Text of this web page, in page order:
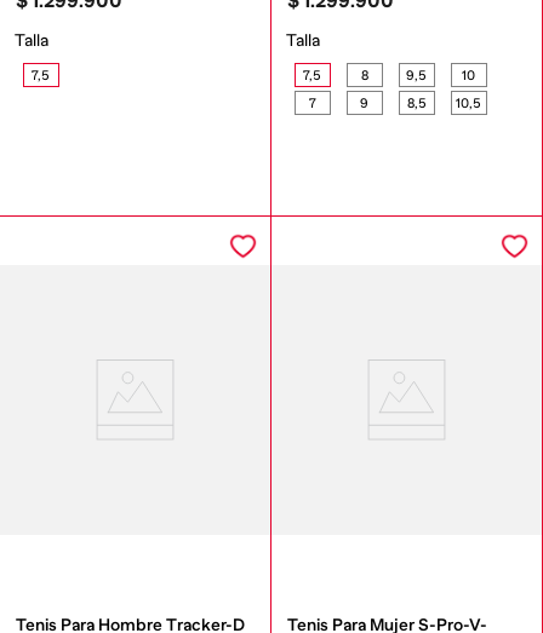
Talla
7,5
Talla
7,5 8 9,5
10
7
9 8,5 10,5
Tenis Para Hombre Tracker-D
Tenis Para Mujer S-Pro-V-